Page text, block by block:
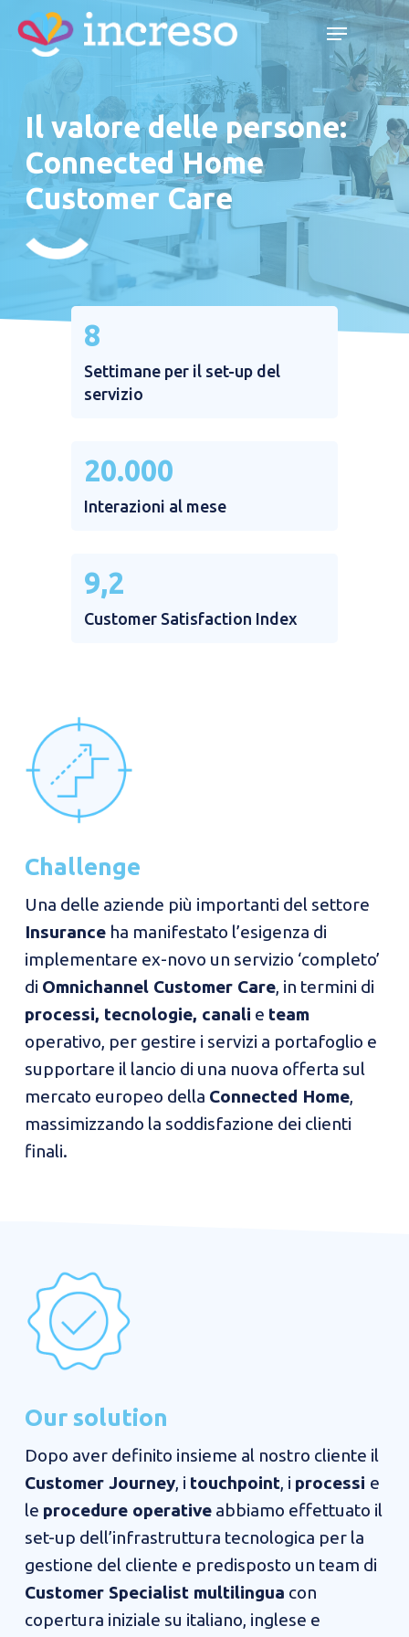
Menu
Il valore delle persone:
Connected Home
Customer Care
8​
Settimane per il set-up del
servizio
20.000
Interazioni al mese
9,2
Customer Satisfaction Index
Challenge
Una delle aziende più importanti del settore
Insuranceha manifestato l’esigenza di
implementare ex-novo un servizio ‘completo’
di Omnichannel Customer Care, in termini di
processi, tecnologie, canali e team
operativo, per gestire i servizi a portafoglio e
supportare il lancio di una nuova offerta sul
mercato europeo della Connected Home,
massimizzando la soddisfazione dei clienti
finali.
Our solution
​Dopo aver definito insieme al nostro cliente il
Customer Journey, i touchpoint, i processi e
le procedure operative abbiamo effettuato il
set-up dell’infrastruttura tecnologica per la
gestione del cliente e predisposto un team di
Customer Specialist multilingua con
copertura iniziale su italiano, inglese e
Menu